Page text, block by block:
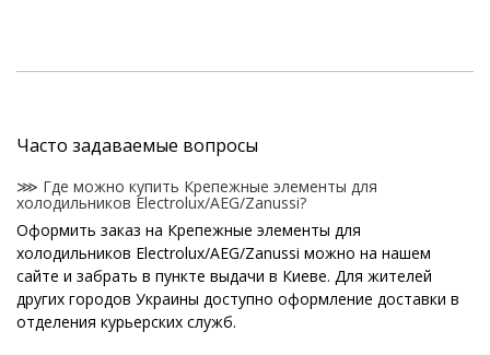
Часто задаваемые вопросы
⋙ Где можно купить Крепежные элементы для
холодильников Electrolux/AEG/Zanussi?
Оформить заказ на Крепежные элементы для
холодильников Electrolux/AEG/Zanussi можно на нашем
сайте и забрать в пункте выдачи в Киеве. Для жителей
других городов Украины доступно оформление доставки в
отделения курьерских служб.